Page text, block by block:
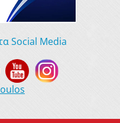
Social Media